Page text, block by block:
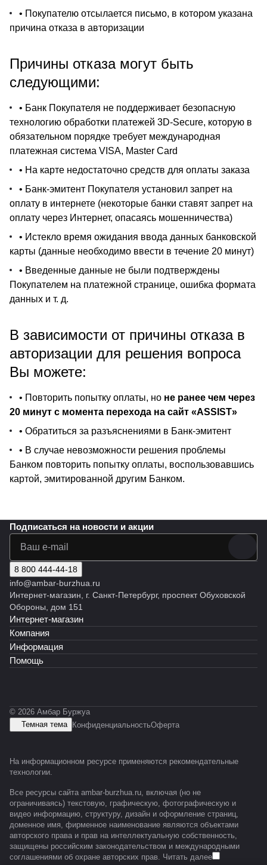
• Покупателю отсылается письмо, в котором указана
причина отказа в авторизации
Причины отказа могут быть
следующими:
• Банк Покупателя не поддерживает безопасную
технологию обработки платежей 3D-Secure, которую в
обязательном порядке требует международная
платежная система VISA, Master Card
• На карте недостаточно средств для оплаты заказа
• Банк-эмитент Покупателя установил запрет на
оплату в интернете (некоторые банки ставят запрет на
оплату через Интернет, опасаясь мошенничества)
• Истекло время ожидания ввода данных банковской
карты (данные необходимо ввести в течение 20 минут)
• Введенные данные не были подтверждены
Покупателем на платежной странице, ошибка формата
данных и т. д.
В зависимости от причины отказа в
авторизации для решения вопроса
Вы можете:
• Повторить попытку оплаты, но не ранее чем через
20 минут с момента перехода на сайт «ASSIST»
• Обратиться за разъяснениями в Банк-эмитент
• В случае невозможности решения проблемы
Банком повторить попытку оплаты, воспользовавшись
картой, эмитированной другим Банком.
Подписаться на новости и акции
8 800 444-44-18
info@ambar-burzhua.ru
Интернет-магазин, г. Санкт-Петербург, проспект Обуховской
Обороны, дом 151
Интернет-магазин
Компания
Информация
Помощь
© 2026 Амбар Буржуа
Темная тема КонфиденциальностьОферта
На информационном ресурсе применяются рекомендательные
технологии.
Все ресурсы сайта ambar-burzhua.ru, включая (но не
ограничиваясь) текстовую, графическую, фотографическую и
видео информацию, структуру, дизайн и оформление страниц,
доменное имя, фирменное наименование являются объектами
авторского права и прав на интеллектуальную собственность,
защищены российским законодательством и международными
соглашениями об охране авторских прав. Читать далее